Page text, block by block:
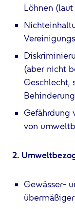
Löhnen
(aber nicht
Geschlecht,
Gefährdung
von
2.
Gewässer-